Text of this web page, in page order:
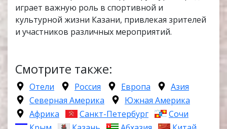
играет важную роль в спортивной и
культурной жизни Казани, привлекая зрителей
и участников различных мероприятий.
Смотрите также:
Отели Россия Европа
Азия
Северная Америка
Южная Америка
Африка
Санкт-Петербург
Сочи